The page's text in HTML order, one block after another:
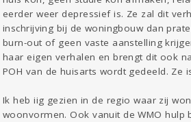
eerder weer depressief is. Ze zal dit
inschrijving bij de woningbouw dan
burn-out of geen vaste aanstelling
haar eigen verhalen en brengt dit ook
POH van de huisarts wordt gedeeld. Ze
Ik heb iig gezien in de regio waar zij
woonvormen. Ook vanuit de WMO